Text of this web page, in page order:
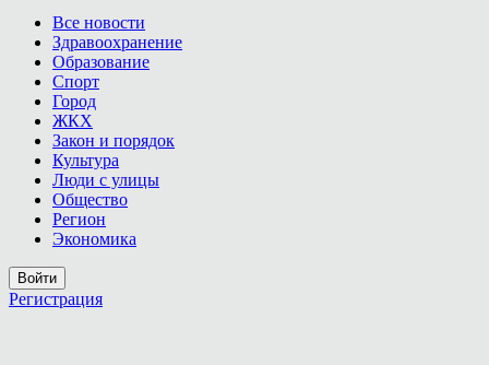
Все новости
Здравоохранение
Образование
Спорт
Город
ЖКХ
Закон и порядок
Культура
Люди с улицы
Общество
Регион
Экономика
Войти
Регистрация